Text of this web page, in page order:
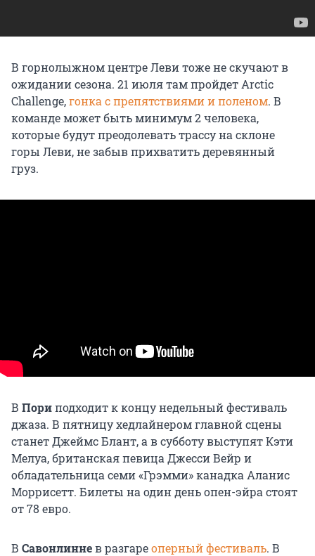
В горнолыжном центре Леви тоже не скучают в
ожидании сезона. 21 июля там пройдет Arctic
Challenge,гонка с препятствиями и поленом. В
команде может быть минимум 2 человека,
которые будут преодолевать трассу на склоне
горы Леви, не забыв прихватить деревянный
груз.
В Пориподходит к концу недельный фестиваль
джаза. В пятницу хедлайнером главной сцены
станет Джеймс Блант, а в субботу выступят Кэти
Мелуа, британская певица Джесси Вейр и
обладательница семи «Грэмми» канадка Аланис
Моррисетт. Билеты на один день опен-эйра стоят
от 78 евро.
В Савонлиннев разгареоперный фестиваль. В